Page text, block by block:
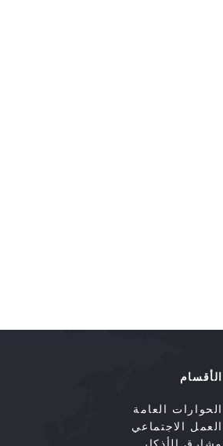
الأقسام
الحوارات العامة
العمل الاجتماعي
مشارق الأذكار